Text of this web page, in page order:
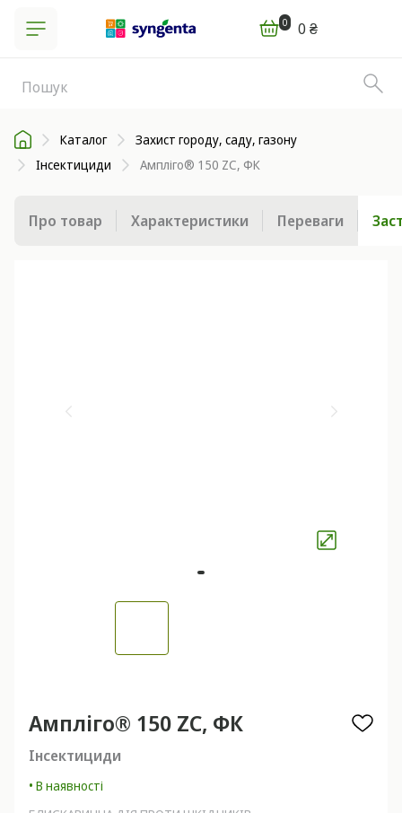
0 0 ₴
Каталог
Захист городу, саду, газону
Інсектициди
Ампліго® 150 ZC, ФК
Про товар Характеристики Переваги
Ампліго® 150 ZC, ФК
Інсектициди
• В наявності